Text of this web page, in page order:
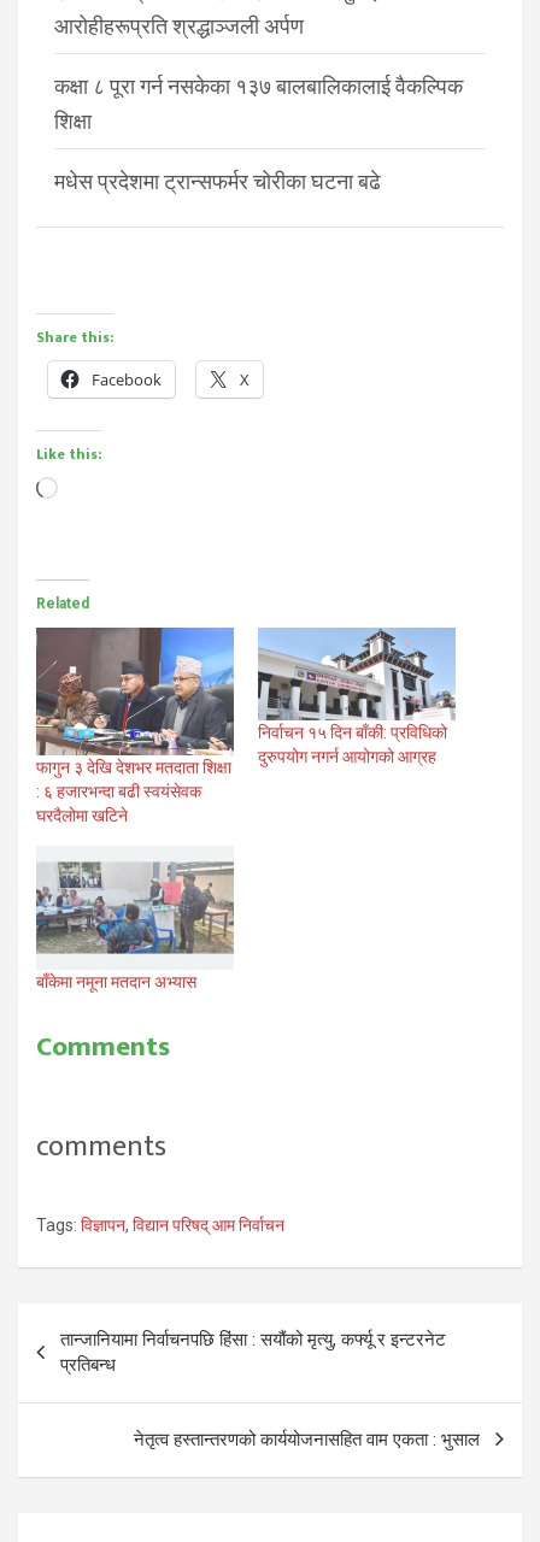
आरोहीहरूप्रति श्रद्धाञ्जली अर्पण
कक्षा ८ पूरा गर्न नसकेका १३७ बालबालिकालाई वैकल्पिक
शिक्षा
मधेस प्रदेशमा ट्रान्सफर्मर चोरीका घटना बढे
Share this:
Facebook X
Like this:
Loading…
Related
फागुन ३ देखि देशभर मतदाता शिक्षा
: ६ हजारभन्दा बढी स्वयंसेवक
घरदैलोमा खटिने
निर्वाचन १५ दिन बाँकी: प्रविधिको
दुरुपयोग नगर्न आयोगको आग्रह
बाँकेमा नमूना मतदान अभ्यास
Comments
comments
Tags: विज्ञापन, विद्यान परिषद् आम निर्वाचन
Post
navigation
तान्जानियामा निर्वाचनपछि हिंसा : सयौंको मृत्यु, कर्फ्यू र इन्टरनेट
प्रतिबन्ध
नेतृत्व हस्तान्तरणको कार्ययोजनासहित वाम एकता : भुसाल